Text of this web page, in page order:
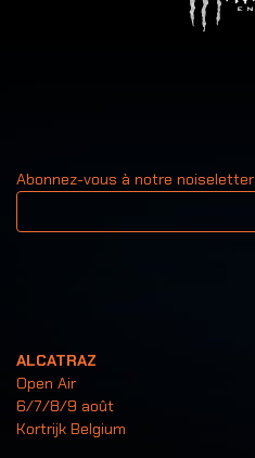
Abonnez-vous à notre noiseletter
Votre adresse email
ALCATRAZ
Open Air
6/7/8/9 août
Kortrijk Belgium